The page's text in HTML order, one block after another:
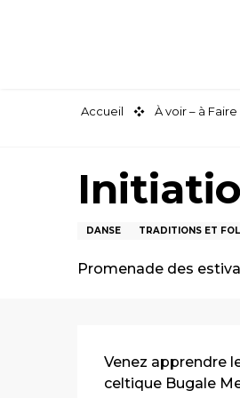
Accueil À voir – à Faire
DANSE TRADITIONS ET
Promenade des
Venez apprendre
celtique Bugale